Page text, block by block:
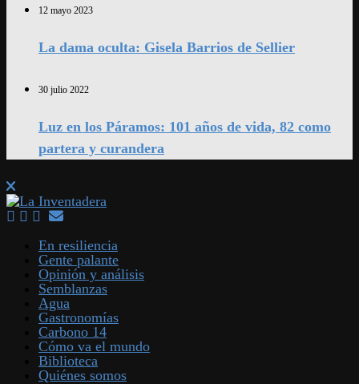
12 mayo 2023
La dama oculta: Gisela Barrios de Sellier
30 julio 2022
Luz en los Páramos: 101 años de vida, 82 como
partera y curandera
En resiliencia
Gente palante
Opinión y análisis
Semblanzas
Agua
Gastronomías
Carbono 14
Cómo va el mundo
Biblioteca
Quiénes somos